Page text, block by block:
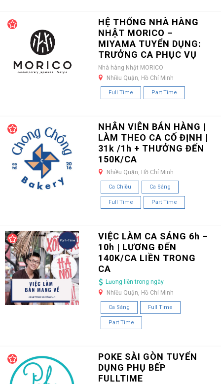
HỆ THỐNG NHÀ HÀNG
NHẬT MORICO –
MIYAMA TUYỂN DỤNG:
TRƯỞNG CA PHỤC VỤ
Nhà hàng Nhật MORICO
Nhiều Quận, Hồ Chí Minh
Full Time Part Time
NHÂN VIÊN BÁN HÀNG |
LÀM THEO CA CỐ ĐỊNH |
31k /1h + THƯỞNG ĐẾN
150K/CA
Nhiều Quận, Hồ Chí Minh
Ca Chiều Ca Sáng
Full Time Part Time
VIỆC LÀM CA SÁNG 6h –
10h | LƯƠNG ĐẾN
140K/CA LIỀN TRONG
CA
Lương liền trong ngày
Nhiều Quận, Hồ Chí Minh
Ca Sáng Full Time
Part Time
POKE SÀI GÒN TUYỂN
DỤNG PHỤ BẾP
FULLTIME